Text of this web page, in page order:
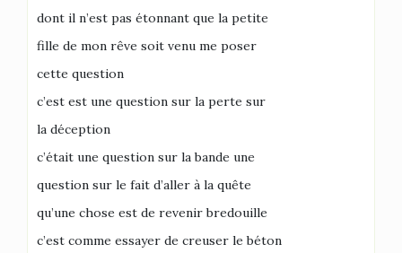
dont il n’est pas étonnant que la petite
fille de mon rêve soit venu me poser
cette question
c’est est une question sur la perte sur
la déception
c’était une question sur la bande une
question sur le fait d’aller à la quête
qu’une chose est de revenir bredouille
c’est comme essayer de creuser le béton